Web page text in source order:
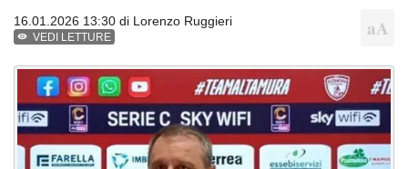
16.01.2026 13:30 di Lorenzo Ruggieri
VEDI LETTURE